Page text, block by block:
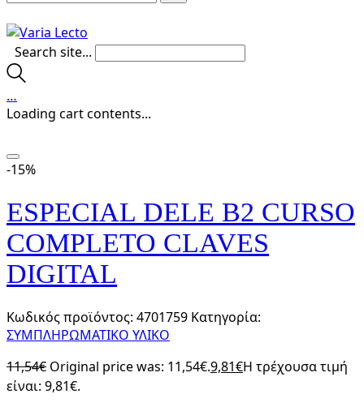
Search site...
…
Loading cart contents...
-15%
ESPECIAL DELE B2 CURSO
COMPLETO CLAVES
DIGITAL
Κωδικός προϊόντος: 4701759 Κατηγορία:
ΣΥΜΠΛΗΡΩΜΑΤΙΚΟ ΥΛΙΚΟ
11,54€ Original price was: 11,54€.9,81€Η τρέχουσα τιμή
είναι: 9,81€.